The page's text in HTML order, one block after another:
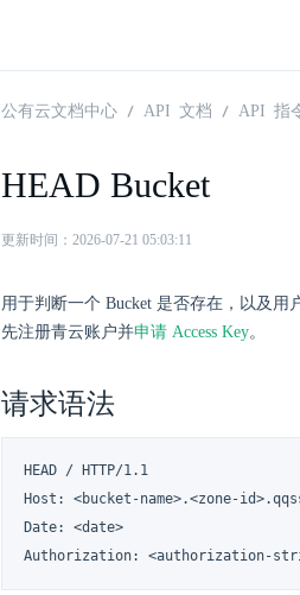
公有云文档中心 API 文档 API 指
HEAD Bucket
更新时间：2026-07-21 05:03:11
用于判断一个 Bucket 是否存在，以及
先注册青云账户并申请 Access Key。
请求语法
HEAD / HTTP/1.1
Host: <bucket-name>.<zone-
Date: <date>
Authorization: <authorization-